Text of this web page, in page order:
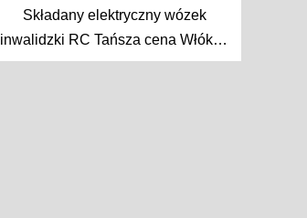
Składany elektryczny wózek
inwalidzki RC Tańsza cena Włókno
węglowe + stop aluminium